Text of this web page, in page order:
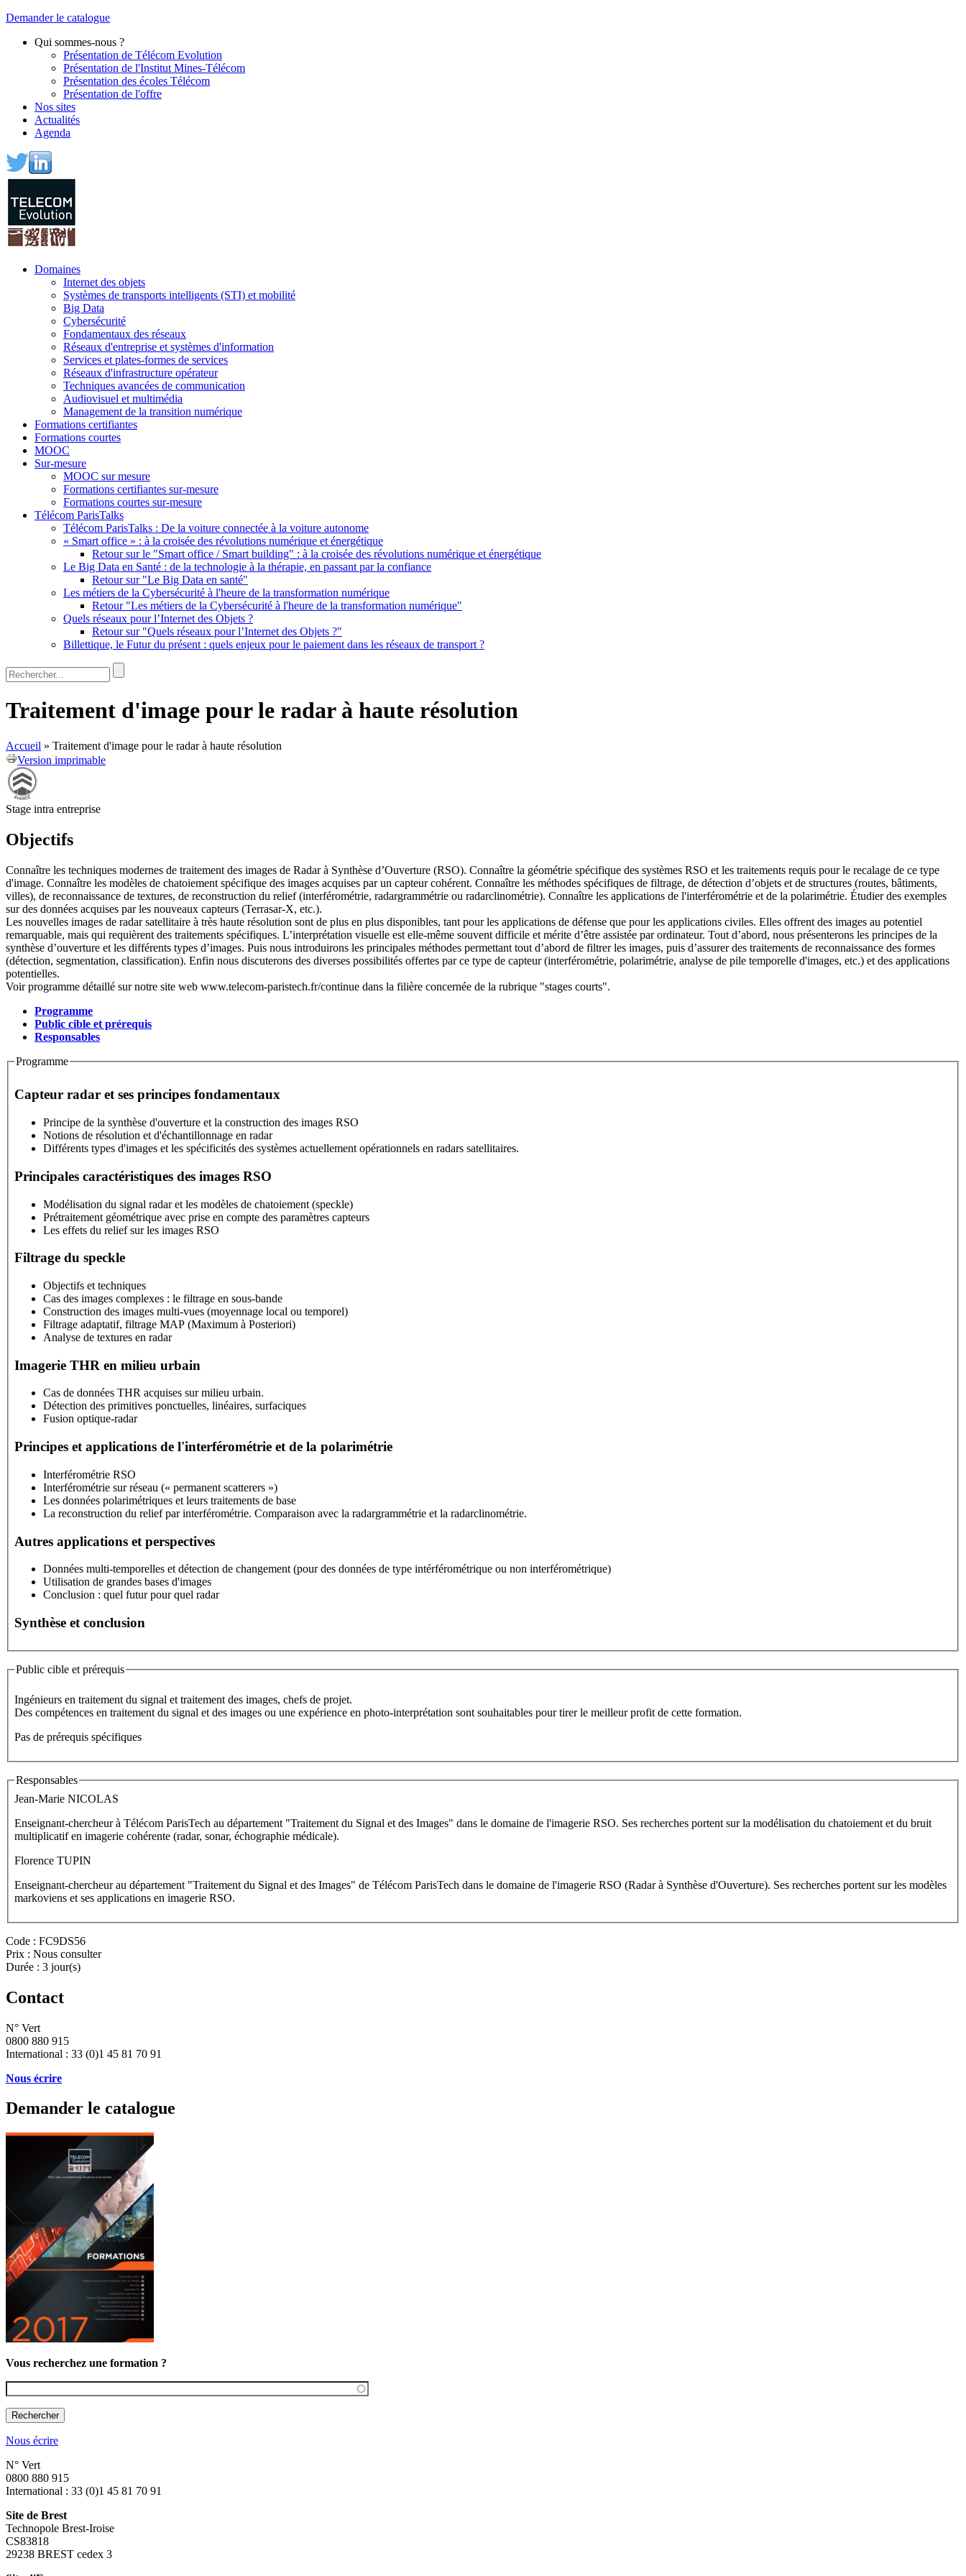
Demander le catalogue
Qui sommes-nous ?
Présentation de Télécom Evolution
Présentation de l'Institut Mines-Télécom
Présentation des écoles Télécom
Présentation de l'offre
Nos sites
Actualités
Agenda
Domaines
Internet des objets
Systèmes de transports intelligents (STI) et mobilité
Big Data
Cybersécurité
Fondamentaux des réseaux
Réseaux d'entreprise et systèmes d'information
Services et plates-formes de services
Réseaux d'infrastructure opérateur
Techniques avancées de communication
Audiovisuel et multimédia
Management de la transition numérique
Formations certifiantes
Formations courtes
MOOC
Sur-mesure
MOOC sur mesure
Formations certifiantes sur-mesure
Formations courtes sur-mesure
Télécom ParisTalks
Télécom ParisTalks : De la voiture connectée à la voiture autonome
« Smart office » : à la croisée des révolutions numérique et énergétique
Retour sur le "Smart office / Smart building" : à la croisée des révolutions numérique et énergétique
Le Big Data en Santé : de la technologie à la thérapie, en passant par la confiance
Retour sur "Le Big Data en santé"
Les métiers de la Cybersécurité à l'heure de la transformation numérique
Retour "Les métiers de la Cybersécurité à l'heure de la transformation numérique"
Quels réseaux pour l’Internet des Objets ?
Retour sur "Quels réseaux pour l’Internet des Objets ?"
Billettique, le Futur du présent : quels enjeux pour le paiement dans les réseaux de transport ?
Formulaire de recherche
Rechercher
Traitement d'image pour le radar à haute résolution
Accueil » Traitement d'image pour le radar à haute résolution
Version imprimable
Stage intra entreprise
Objectifs
Connaître les techniques modernes de traitement des images de Radar à Synthèse d’Ouverture (RSO). Connaître la géométrie spécifique des systèmes RSO et les traitements requis pour le recalage de ce type
d'image. Connaître les modèles de chatoiement spécifique des images acquises par un capteur cohérent. Connaître les méthodes spécifiques de filtrage, de détection d’objets et de structures (routes, bâtiments,
villes), de reconnaissance de textures, de reconstruction du relief (interférométrie, radargrammétrie ou radarclinométrie). Connaître les applications de l'interférométrie et de la polarimétrie. Étudier des exemples
sur des données acquises par les nouveaux capteurs (Terrasar-X, etc.).
Les nouvelles images de radar satellitaire à très haute résolution sont de plus en plus disponibles, tant pour les applications de défense que pour les applications civiles. Elles offrent des images au potentiel
remarquable, mais qui requièrent des traitements spécifiques. L’interprétation visuelle est elle-même souvent difficile et mérite d’être assistée par ordinateur. Tout d’abord, nous présenterons les principes de la
synthèse d’ouverture et les différents types d’images. Puis nous introduirons les principales méthodes permettant tout d’abord de filtrer les images, puis d’assurer des traitements de reconnaissance des formes
(détection, segmentation, classification). Enfin nous discuterons des diverses possibilités offertes par ce type de capteur (interférométrie, polarimétrie, analyse de pile temporelle d'images, etc.) et des applications
potentielles.
Voir programme détaillé sur notre site web www.telecom-paristech.fr/continue dans la filière concernée de la rubrique "stages courts".
Stage
Programme
Public cible et prérequis
Responsables
Programme
Capteur radar et ses principes fondamentaux
Principe de la synthèse d'ouverture et la construction des images RSO
Notions de résolution et d'échantillonnage en radar
Différents types d'images et les spécificités des systèmes actuellement opérationnels en radars satellitaires.
Principales caractéristiques des images RSO
Modélisation du signal radar et les modèles de chatoiement (speckle)
Prétraitement géométrique avec prise en compte des paramètres capteurs
Les effets du relief sur les images RSO
Filtrage du speckle
Objectifs et techniques
Cas des images complexes : le filtrage en sous-bande
Construction des images multi-vues (moyennage local ou temporel)
Filtrage adaptatif, filtrage MAP (Maximum à Posteriori)
Analyse de textures en radar
Imagerie THR en milieu urbain
Cas de données THR acquises sur milieu urbain.
Détection des primitives ponctuelles, linéaires, surfaciques
Fusion optique-radar
Principes et applications de l'interférométrie et de la polarimétrie
Interférométrie RSO
Interférométrie sur réseau (« permanent scatterers »)
Les données polarimétriques et leurs traitements de base
La reconstruction du relief par interférométrie. Comparaison avec la radargrammétrie et la radarclinométrie.
Autres applications et perspectives
Données multi-temporelles et détection de changement (pour des données de type intérférométrique ou non interférométrique)
Utilisation de grandes bases d'images
Conclusion : quel futur pour quel radar
Synthèse et conclusion
Public cible et prérequis
Ingénieurs en traitement du signal et traitement des images, chefs de projet.
Des compétences en traitement du signal et des images ou une expérience en photo-interprétation sont souhaitables pour tirer le meilleur profit de cette formation.
Pas de prérequis spécifiques
Responsables
Jean-Marie NICOLAS
Enseignant-chercheur à Télécom ParisTech au département "Traitement du Signal et des Images" dans le domaine de l'imagerie RSO. Ses recherches portent sur la modélisation du chatoiement et du bruit
multiplicatif en imagerie cohérente (radar, sonar, échographie médicale).
Florence TUPIN
Enseignant-chercheur au département "Traitement du Signal et des Images" de Télécom ParisTech dans le domaine de l'imagerie RSO (Radar à Synthèse d'Ouverture). Ses recherches portent sur les modèles
markoviens et ses applications en imagerie RSO.
Code : FC9DS56
Prix : Nous consulter
Durée : 3 jour(s)
Contact
N° Vert
0800 880 915
International : 33 (0)1 45 81 70 91
Nous écrire
Demander le catalogue
Vous recherchez une formation ?
Nous écrire
N° Vert
0800 880 915
International : 33 (0)1 45 81 70 91
Site de Brest
Technopole Brest-Iroise
CS83818
29238 BREST cedex 3